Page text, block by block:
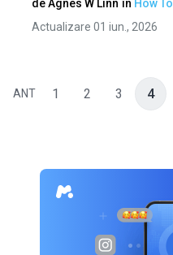
deAgnes W Linn în How To
Actualizare 01 iun., 2026
ANT 1 2 3 4